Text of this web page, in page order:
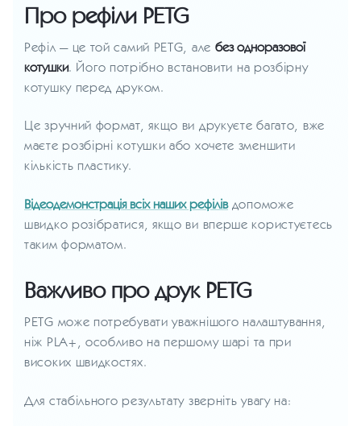
Про рефіли PETG
Рефіл — це той самий PETG, але без одноразової
котушки. Його потрібно встановити на розбірну
котушку перед друком.
Це зручний формат, якщо ви друкуєте багато, вже
маєте розбірні котушки або хочете зменшити
кількість пластику.
Відеодемонстрація всіх наших рефілівдопоможе
швидко розібратися, якщо ви вперше користуєтесь
таким форматом.
Важливо про друк PETG
PETG може потребувати уважнішого налаштування,
ніж PLA+, особливо на першому шарі та при
високих швидкостях.
Для стабільного результату зверніть увагу на: